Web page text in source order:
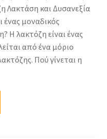
Λακτάση και Δυσανεξία
ένας μοναδικός
Η λακτόζη είναι ένας
από ένα μόριο
Πού γίνεται η